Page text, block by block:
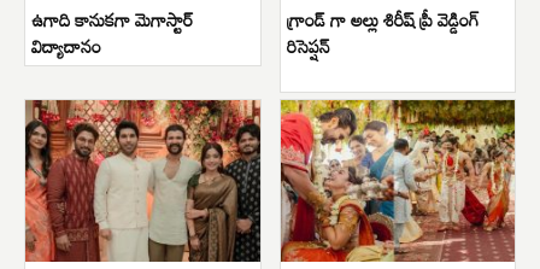
ఉగాది కానుకగా మెగాస్టార్
విద్యాదానం
గ్రాండ్ గా అల్లు శిరీష్ ప్రీ వెడ్డింగ్
రిసెప్షన్